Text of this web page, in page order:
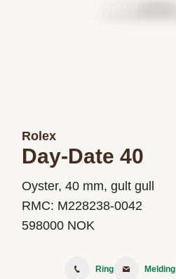
Rolex
Day-Date 40
Oyster, 40 mm, gult gull
RMC: M228238-0042
598000 NOK
Ring Melding